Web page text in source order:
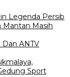
Legenda Persib
Mantan Masih
Dan ANTV
Sport